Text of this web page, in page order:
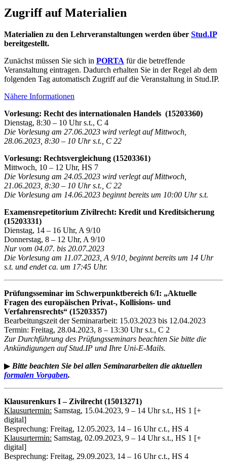
Zugriff auf Materialien
Materialien zu den Lehrveranstaltungen werden über Stud.IP
bereitgestellt.
Zunächst müssen Sie sich in PORTA für die betreffende
Veranstaltung eintragen. Dadurch erhalten Sie in der Regel ab dem
folgenden Tag automatisch Zugriff auf die Veranstaltung in Stud.IP.
Nähere Informationen
Vorlesung: Recht des internationalen Handels (15203360)
Dienstag, 8:30 – 10 Uhr s.t., C 4
Die Vorlesung am 27.06.2023 wird verlegt auf Mittwoch,
28.06.2023, 8:30 – 10 Uhr s.t., C 22
Vorlesung: Rechtsvergleichung (15203361)
Mittwoch, 10 – 12 Uhr, HS 7
Die Vorlesung am 24.05.2023 wird verlegt auf Mittwoch,
21.06.2023, 8:30 – 10 Uhr s.t., C 22
Die Vorlesung am 14.06.2023 beginnt bereits um 10:00 Uhr s.t.
Examensrepetitorium Zivilrecht: Kredit und Kreditsicherung
(15203331)
Dienstag, 14 – 16 Uhr, A 9/10
Donnerstag, 8 – 12 Uhr, A 9/10
Nur vom 04.07. bis 20.07.2023
Die Vorlesung am 11.07.2023, A 9/10, beginnt bereits um 14 Uhr
s.t. und endet ca. um 17:45 Uhr.
Prüfungsseminar im Schwerpunktbereich 6/I: „Aktuelle
Fragen des europäischen Privat-, Kollisions- und
Verfahrensrechts“ (15203357)
Bearbeitungszeit der Seminararbeit: 15.03.2023 bis 12.04.2023
Termin: Freitag, 28.04.2023, 8 – 13:30 Uhr s.t., C 2
Zur Durchführung des Prüfungsseminars beachten Sie bitte die
Ankündigungen auf Stud.IP und Ihre Uni-E-Mails.
▶ Bitte beachten Sie bei allen Seminararbeiten die aktuellen
formalen Vorgaben.
Klausurenkurs I – Zivilrecht (15013271)
Klausurtermin: Samstag, 15.04.2023, 9 – 14 Uhr s.t., HS 1 [+
digital]
Besprechung: Freitag, 12.05.2023, 14 – 16 Uhr c.t., HS 4
Klausurtermin: Samstag, 02.09.2023, 9 – 14 Uhr s.t., HS 1 [+
digital]
Besprechung: Freitag, 29.09.2023, 14 – 16 Uhr c.t., HS 4